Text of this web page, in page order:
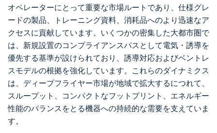
オペレーターにとって重要な市場ルートであり、仕様グレ
ードの製品、トレーニング資料、消耗品へのより迅速なア
クセスに貢献しています。いくつかの密集した大都市圏で
は、新規設置のコンプライアンスパスとして電気・誘導を
優先する基準が設けられており、誘導対応およびベントレ
スモデルの根拠を強化しています。これらのダイナミクス
は、ディープフライヤー市場が地域で拡大するにつれて、
スループット、コンパクトなフットプリント、エネルギー
性能のバランスをとる機器への持続的な需要を支えていま
す。